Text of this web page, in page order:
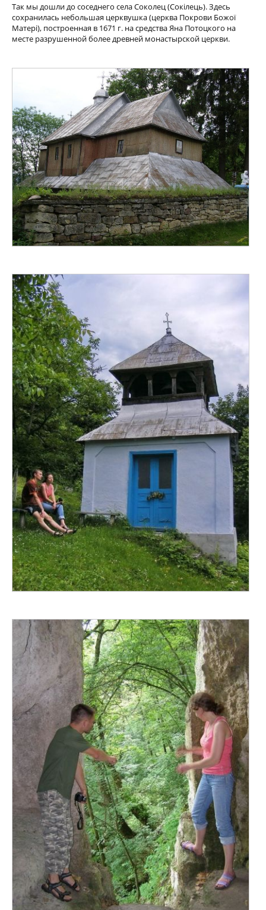
Так мы дошли до соседнего села Соколец (Сокілець). Здесь
сохранилась небольшая церквушка (церква Покрови Божої
Матері), построенная в 1671 г. на средства Яна Потоцкого на
месте разрушенной более древней монастырской церкви.